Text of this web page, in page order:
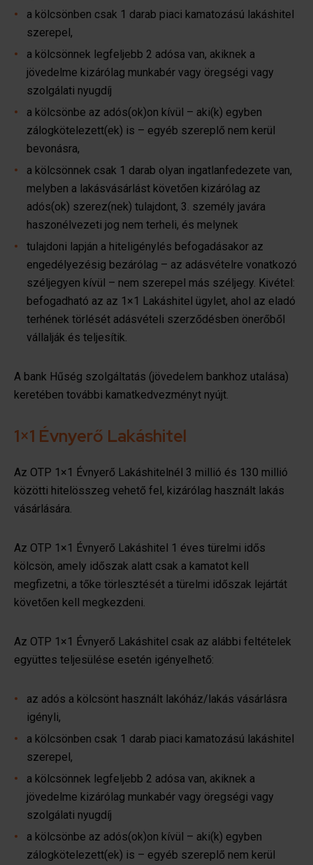
a kölcsönben csak 1 darab piaci kamatozású lakáshitel
szerepel,
a kölcsönnek legfeljebb 2 adósa van, akiknek a
jövedelme kizárólag munkabér vagy öregségi vagy
szolgálati nyugdíj
a kölcsönbe az adós(ok)on kívül – aki(k) egyben
zálogkötelezett(ek) is – egyéb szereplő nem kerül
bevonásra,
a kölcsönnek csak 1 darab olyan ingatlanfedezete van,
melyben a lakásvásárlást követően kizárólag az
adós(ok) szerez(nek) tulajdont, 3. személy javára
haszonélvezeti jog nem terheli, és melynek
tulajdoni lapján a hiteligénylés befogadásakor az
engedélyezésig bezárólag – az adásvételre vonatkozó
széljegyen kívül – nem szerepel más széljegy. Kivétel:
befogadható az az 1×1 Lakáshitel ügylet, ahol az eladó
terhének törlését adásvételi szerződésben önerőből
vállalják és teljesítik.
A bank Hűség szolgáltatás (jövedelem bankhoz utalása)
keretében további kamatkedvezményt nyújt.
1×1 Évnyerő Lakáshitel
Az OTP 1×1 Évnyerő Lakáshitelnél 3 millió és 130 millió
közötti hitelösszeg vehető fel, kizárólag használt lakás
vásárlására.
Az OTP 1×1 Évnyerő Lakáshitel 1 éves türelmi idős
kölcsön, amely időszak alatt csak a kamatot kell
megfizetni, a tőke törlesztését a türelmi időszak lejártát
követően kell megkezdeni.
Az OTP 1×1 Évnyerő Lakáshitel csak az alábbi feltételek
együttes teljesülése esetén igényelhető:
az adós a kölcsönt használt lakóház/lakás vásárlásra
igényli,
a kölcsönben csak 1 darab piaci kamatozású lakáshitel
szerepel,
a kölcsönnek legfeljebb 2 adósa van, akiknek a
jövedelme kizárólag munkabér vagy öregségi vagy
szolgálati nyugdíj
a kölcsönbe az adós(ok)on kívül – aki(k) egyben
zálogkötelezett(ek) is – egyéb szereplő nem kerül